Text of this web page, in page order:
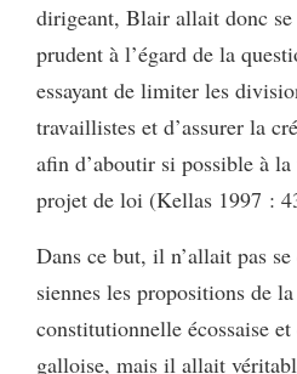
dirigeant, Blair allait donc
prudent à l’égard de la
essayant de limiter les
travaillistes et d’assurer la
afin d’aboutir si possible à
projet de loi (Kellas 1997 :
Dans ce but, il n’allait pas
siennes les propositions de
constitutionnelle écossaise
galloise, mais il allait